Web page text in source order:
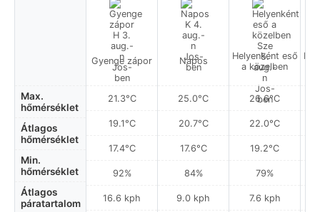
Max.
hőmérséklet
Átlagos
hőmérséklet
Min.
hőmérséklet
Átlagos
páratartalom
Gyenge zápor
21.3°C
19.1°C
17.4°C
92%
16.6 kph
Napos
25.0°C
20.7°C
17.6°C
84%
9.0 kph
Helyenként eső
a közelben
26.6°C
22.0°C
19.2°C
79%
7.6 kph